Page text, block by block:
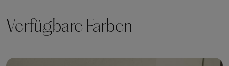
Verfügbare Farben